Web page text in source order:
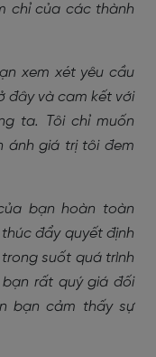
chỉ của các thành
xem xét yêu cầu
đây và cam kết với
ta. Tôi chỉ muốn
ánh giá trị tôi đem
bạn hoàn toàn
đẩy quyết định
suốt quá trình
rất quý giá đối
bạn cảm thấy sự